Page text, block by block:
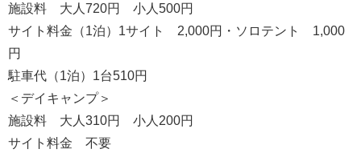
施設料 大人720円 小人500円
サイト料金（1泊）1サイト 2,000円・ソロテント 1,000
円
駐車代（1泊）1台510円
＜デイキャンプ＞
施設料 大人310円 小人200円
サイト料金 不要